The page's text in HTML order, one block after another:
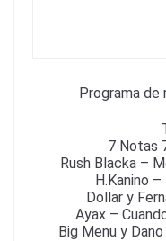
Programa de
7 Notas
Rush Blacka –
H.Kanino
Dollar y
Ayax –
Big Menu y